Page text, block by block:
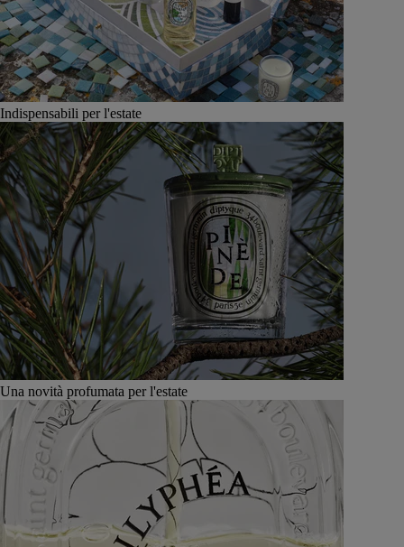
Indispensabili per l'estate
Una novità profumata per l'estate